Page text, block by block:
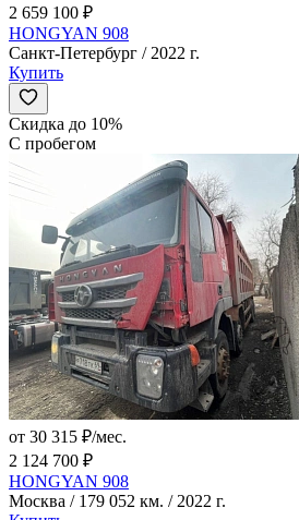
2 659 100 ₽
HONGYAN 908
Санкт-Петербург / 2022 г.
Купить
Скидка до 10%
С пробегом
от 30 315 ₽/мес.
2 124 700 ₽
HONGYAN 908
Москва / 179 052 км. / 2022 г.